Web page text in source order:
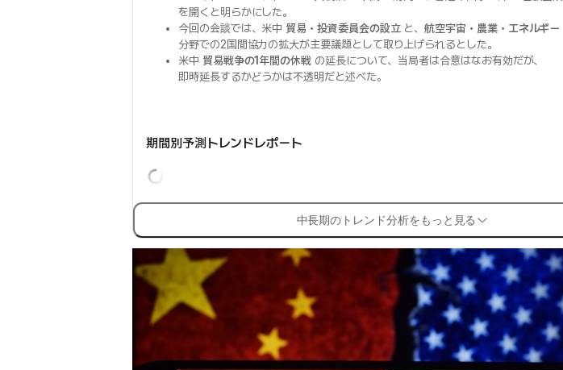
を開くと明らかにした。
今回の会談では、米中 貿易・投資委員会の設立と、航空宇宙・農業・エネルギー
分野での2国間協力の拡大が主要議題として取り上げられるとした。
米中 貿易戦争の1年間の休戦 の延長について、当局者は合意はなお有効だが、
即時延長するかどうかは不透明だと述べた。
期間別予測トレンドレポート
中長期のトレンド分析をもっと見る